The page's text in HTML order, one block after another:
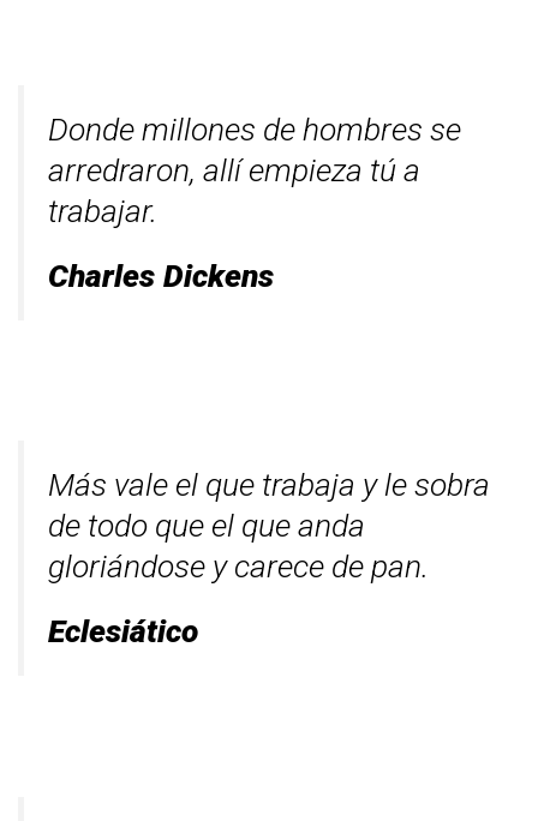
Donde millones de hombres se
arredraron, allí empieza tú a
trabajar.
Charles Dickens
Más vale el que trabaja y le sobra
de todo que el que anda
gloriándose y carece de pan.
Eclesiático